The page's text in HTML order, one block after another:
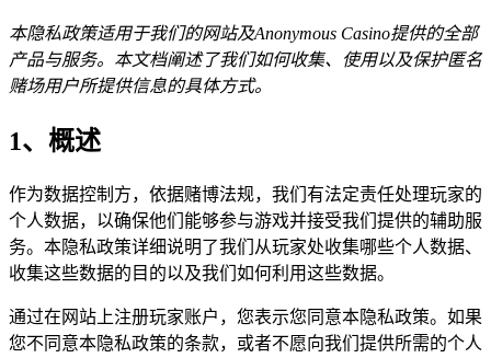
本隐私政策适用于我们的网站及Anonymous Casino提供的全部
产品与服务。本文档阐述了我们如何收集、使用以及保护匿名
赌场用户所提供信息的具体方式。
1、概述
作为数据控制方，依据赌博法规，我们有法定责任处理玩家的
个人数据，以确保他们能够参与游戏并接受我们提供的辅助服
务。本隐私政策详细说明了我们从玩家处收集哪些个人数据、
收集这些数据的目的以及我们如何利用这些数据。
通过在网站上注册玩家账户，您表示您同意本隐私政策。如果
您不同意本隐私政策的条款，或者不愿向我们提供所需的个人